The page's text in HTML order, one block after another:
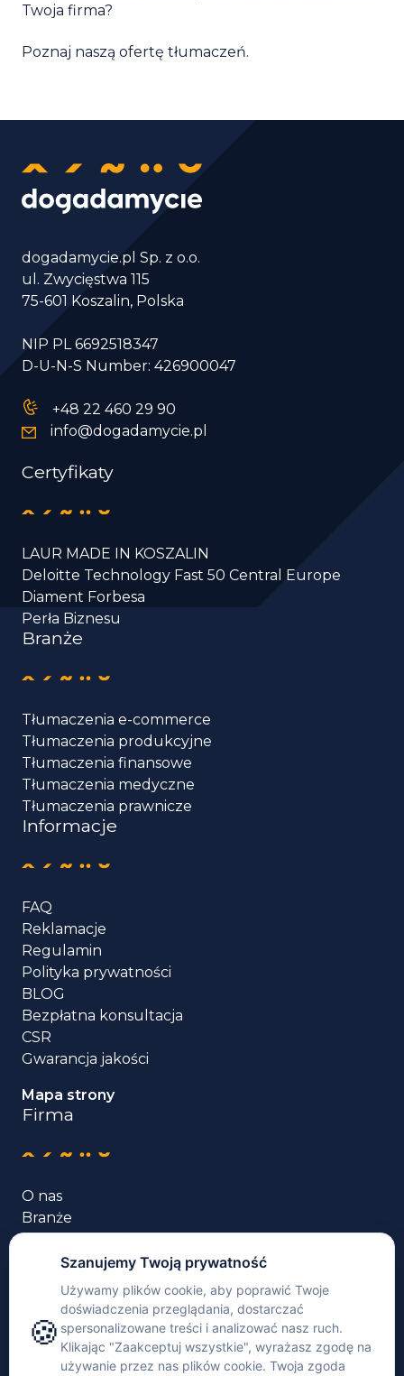
Twoja firma?
Poznaj naszą ofertę tłumaczeń.
dogadamycie.pl Sp. z o.o.
ul. Zwycięstwa 115
75-601 Koszalin, Polska
NIP PL 6692518347
D-U-N-S Number: 426900047
+48 22 460 29 90
info@dogadamycie.pl
Certyfikaty
LAUR MADE IN KOSZALIN
Deloitte Technology Fast 50 Central Europe
Diament Forbesa
Perła Biznesu
Branże
Tłumaczenia e-commerce
Tłumaczenia produkcyjne
Tłumaczenia finansowe
Tłumaczenia medyczne
Tłumaczenia prawnicze
Informacje
FAQ
Reklamacje
Regulamin
Polityka prywatności
BLOG
Bezpłatna konsultacja
CSR
Gwarancja jakości
Mapa strony
Firma
O nas
Branże
Usługi tłumaczenia
Języki
Case studies
Rekomendacje
Kontakt
Zaloguj się